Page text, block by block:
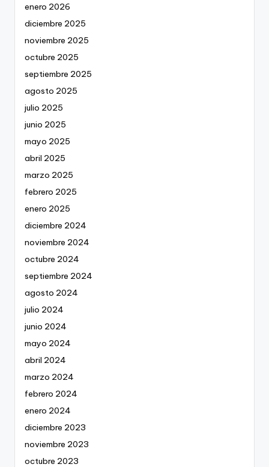
enero 2026
diciembre 2025
noviembre 2025
octubre 2025
septiembre 2025
agosto 2025
julio 2025
junio 2025
mayo 2025
abril 2025
marzo 2025
febrero 2025
enero 2025
diciembre 2024
noviembre 2024
octubre 2024
septiembre 2024
agosto 2024
julio 2024
junio 2024
mayo 2024
abril 2024
marzo 2024
febrero 2024
enero 2024
diciembre 2023
noviembre 2023
octubre 2023